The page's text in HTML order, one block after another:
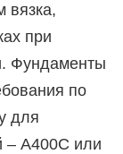
вязка,
при
Фундаменты
по
для
– А400С или